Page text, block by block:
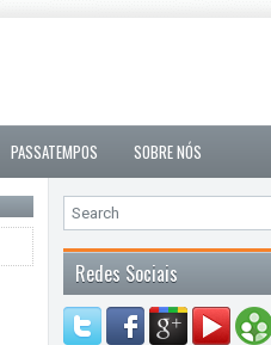
PASSATEMPOS SOBRE NÓS
Redes Sociais